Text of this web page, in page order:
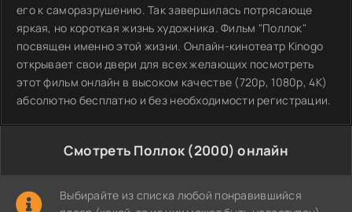
его к саморазрушению. Так завершилась потрясающе
яркая, но короткая жизнь художника. Фильм "Поллок"
посвящен именно этой жизни. Онлайн-кинотеатр Kinogo
открывает свои двери для всех желающих посмотреть
этот фильм онлайн в высоком качестве (720p, 1080p, 4K)
абсолютно бесплатно и без необходимости регистрации.
Смотреть Поллок (2000) онлайн
Выбирайте из списка любой понравившийся